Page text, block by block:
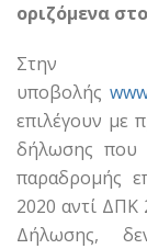
οριζόμενα στο
Στην
υποβολής
επιλέγουν με
δήλωσης που
παραδρομής
2020 αντί ΔΠΚ
Δήλωσης,